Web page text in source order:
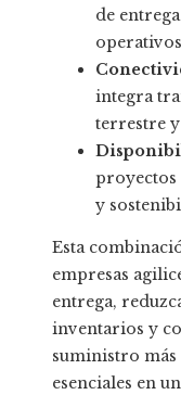
de
integra
terrestre y
proyectos
y
Esta
empresas
entrega,
inventarios y
suministro más
esenciales en